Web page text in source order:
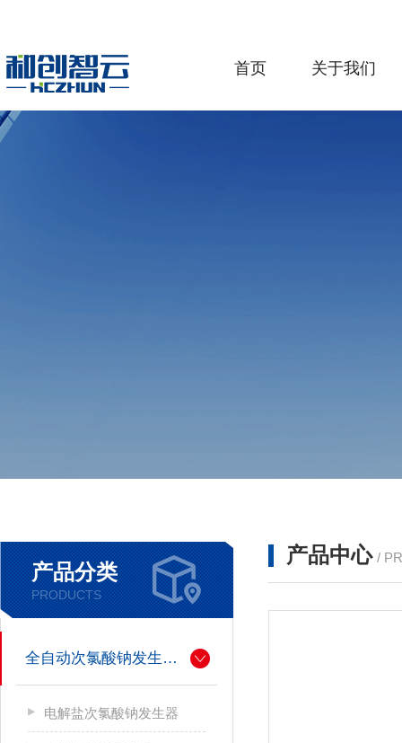
首页 关于我们
产品分类
PRODUCTS
全自动次氯酸钠发生器厂家
电解盐次氯酸钠发生器
产品中心 /